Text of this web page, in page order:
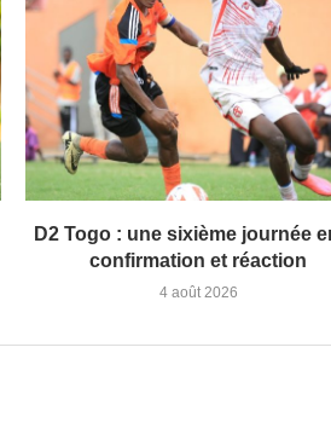
D2 Togo : une sixième journée
confirmation et réaction
4 août 2026